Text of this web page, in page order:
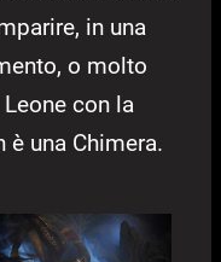
in una
o molto
con la
è una Chimera.